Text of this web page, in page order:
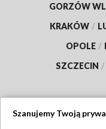
GORZÓW
KRAKÓW /
OPOLE /
SZCZECIN /
Szanujemy Twoją